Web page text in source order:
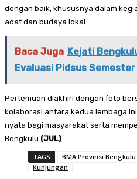
dengan baik, khususnya dalam
adat dan budaya lokal.
Baca Juga Kejati
Evaluasi Pidsus
Pertemuan diakhiri dengan foto
kolaborasi antara kedua lembaga
nyata bagi masyarakat serta
Bengkulu.(JUL)
TAGS BMA Provinsi Bengkulu
Kunjungan